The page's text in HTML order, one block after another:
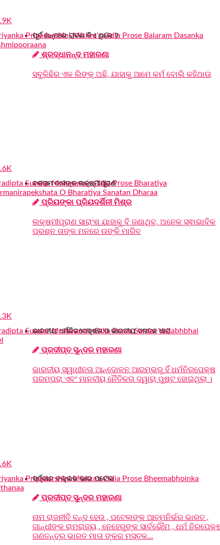
ପୂର୍ବ ଜନ୍ମରେ ରାବଣ କିଏ ଥିଲେ ?
ଶ୍ରଦ୍ଧାନନ୍ଦ ମହାରଣା
ସବୁକିଛିର ଏକ ଲିଙ୍କ୍ ଅଛି, ଯାହାକୁ ଆମେ କର୍ମ ବୋଲି କହିଥାଉ
ବଳରାମ ଦାସଙ୍କ ଲକ୍ଷ୍ମୀପୂରାଣ
ପ୍ରିୟଙ୍କା ପ୍ରିୟଦର୍ଶିନୀ ମିଶ୍ର
ଲକ୍ଷ୍ମୀପୂରାଣ ସାରାଂଶ ଯାହାକୁ ବି ଜଣାଥିବ, ଅନେକ ସ୍ଵାଭାବିକ
ପ୍ରଶ୍ନ ତାଙ୍କ ମନରେ ଉଙ୍କି ମାରିବ
ଭାରତୀୟ ଧର୍ମନିରପେକ୍ଷତା ଓ ଭାରତୀୟ ସନାତନ ଧାରା
ପ୍ରଦୀପ୍ତ ସୁନ୍ଦର ମହାରଣା
ଭାରତୀୟ ସ୍ୱାଧୀନତା ଆନ୍ଦୋଳନ ଆରମ୍ଭରୁ ହିଁ ଧର୍ମନିରପେକ୍ଷ
ପରମ୍ପରା ଏବଂ ମାନବୀୟ ନୈତିକତା ଦ୍ୱାରା ପୁଷ୍ଟ ହୋଇଥିଲା ।
ସର୍ଦ୍ଦାର ବଲ୍ଲଭ ଭାଇ ପଟେଲ
ପ୍ରଦୀପ୍ତ ସୁନ୍ଦର ମହାରଣା
ନାମ ରାଜନୀତି ବନ୍ଦ ହେଉ , ପଟେଲଙ୍କ ଆତ୍ମନିର୍ଭର ଭାରତ ,
ଗାନ୍ଧୀଙ୍କ ରାମରାଜ୍ୟ , ନେହେରୁଙ୍କ ସାର୍ବଭୌମ , ଧର୍ମ
ଗଣତନ୍ତ୍ର ଭାରତ ମାତା ଙ୍କର ମସ୍ତକ...